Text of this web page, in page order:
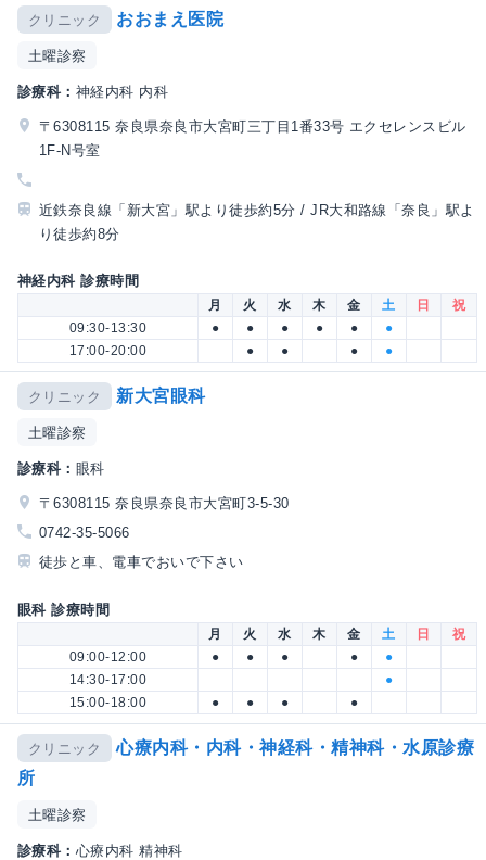
クリニック おおまえ医院
土曜診察
診療科： 神経内科 内科
〒6308115 奈良県奈良市大宮町三丁目1番33号 エクセレンスビル
1F-N号室
近鉄奈良線「新大宮」駅より徒歩約5分 / JR大和路線「奈良」駅よ
り徒歩約8分
神経内科 診療時間
月 火 水 木 金 土 日
祝
09:30-13:30
● ● ● ● ●
●
17:00-20:00
● ● ● ●
クリニック 新大宮眼科
土曜診察
診療科： 眼科
〒6308115 奈良県奈良市大宮町3-5-30
0742-35-5066
徒歩と車、電車でおいで下さい
眼科 診療時間
月 火 水 木 金 土 日
祝
09:00-12:00
● ● ● ●
●
14:30-17:00
●
15:00-18:00
● ● ● ●
クリニック
心療内科・内科・神経科・精神科・水原診療
所
土曜診察
診療科： 心療内科 精神科